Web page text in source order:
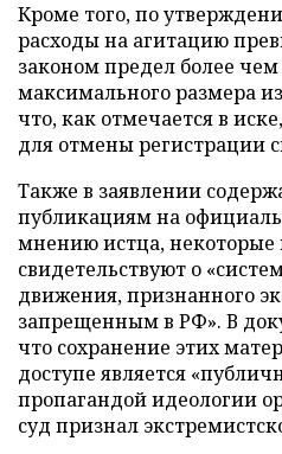
Кроме того, по
расходы на агитацию
законом предел более чем
максимального размера
что, как отмечается в
для отмены регистрации
Также в заявлении
публикациям на
мнению истца, некоторые
свидетельствуют о
движения, признанного
запрещенным в РФ». В
что сохранение этих
доступе является
пропагандой идеологии
суд признал